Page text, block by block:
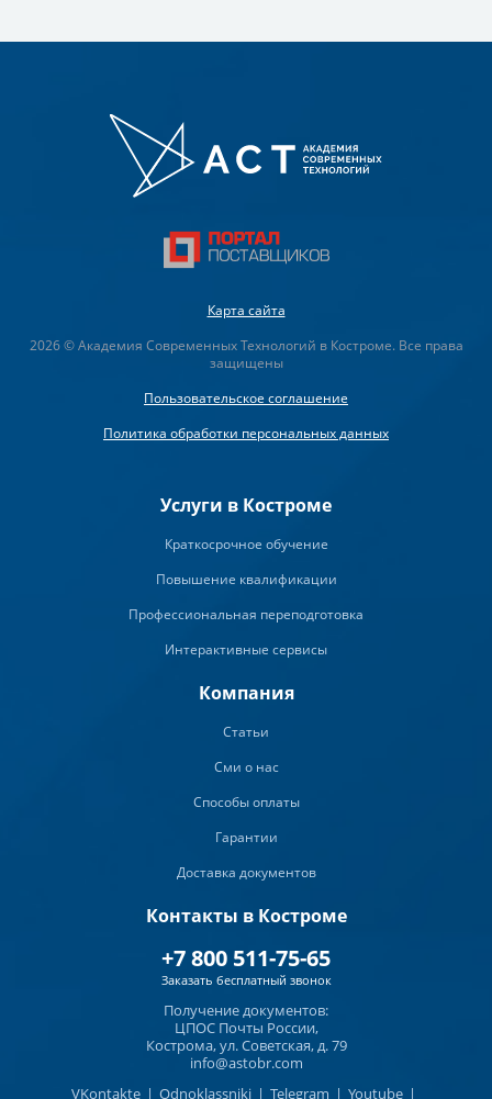
Карта сайта
2026 © Академия Современных Технологий в Костроме. Все права
защищены
Пользовательское соглашение
Политика обработки персональных данных
Услуги в Костроме
Краткосрочное обучение
Повышение квалификации
Профессиональная переподготовка
Интерактивные сервисы
Компания
Статьи
Сми о нас
Способы оплаты
Гарантии
Доставка документов
Контакты в Костроме
+7 800 511-75-65
Заказать бесплатный звонок
Получение документов:
ЦПОС Почты России,
Кострома, ул. Советская, д. 79
info@astobr.com
VKontakte | Odnoklassniki | Telegram | Youtube |